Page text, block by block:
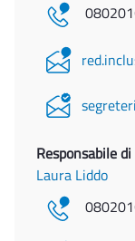
Responsabile
Laura Liddo